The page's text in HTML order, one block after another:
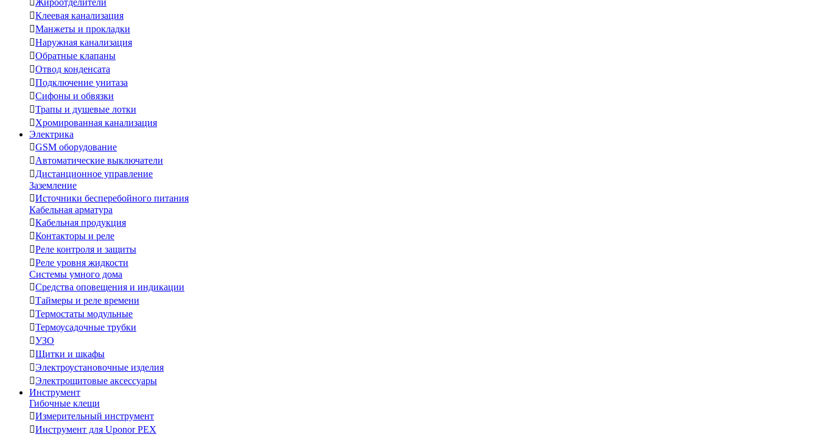
Жироотделители
Клеевая канализация
Манжеты и прокладки
Наружная канализация
Обратные клапаны
Отвод конденсата
Подключение унитаза
Сифоны и обвязки
Трапы и душевые лотки
Хромированная канализация
Электрика
GSM оборудование
Автоматические выключатели
Дистанционное управление
Заземление
Источники бесперебойного питания
Кабельная арматура
Кабельная продукция
Контакторы и реле
Реле контроля и защиты
Реле уровня жидкости
Системы умного дома
Средства оповещения и индикации
Таймеры и реле времени
Термостаты модульные
Термоусадочные трубки
УЗО
Щитки и шкафы
Электроустановочные изделия
Электрощитовые аксессуары
Инструмент
Гибочные клещи
Измерительный инструмент
Инструмент для Uponor PEX